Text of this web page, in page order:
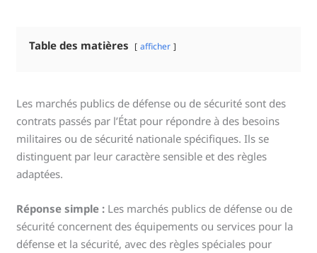
Table des matières afficher
Les marchés publics de défense ou de sécurité sont des
contrats passés par l’État pour répondre à des besoins
militaires ou de sécurité nationale spécifiques. Ils se
distinguent par leur caractère sensible et des règles
adaptées.
Réponse simple : Les marchés publics de défense ou de
sécurité concernent des équipements ou services pour la
défense et la sécurité, avec des règles spéciales pour